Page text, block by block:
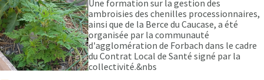
Apprendre
à
gérer
les
espèces
à
enjeux
pour
Une formation sur la gestion des
ambroisies des chenilles processionnaires,
ainsi que de la Berce du Caucase, a été
organisée par la communauté
d'agglomération de Forbach dans le cadre
du Contrat Local de Santé signé par la
collectivité.&nbs